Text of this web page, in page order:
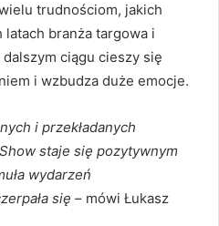
trudnościom, jakich
latach branża targowa i
ciągu cieszy się
i wzbudza duże emocje.
i przekładanych
staje się pozytywnym
wydarzeń
się – mówi Łukasz